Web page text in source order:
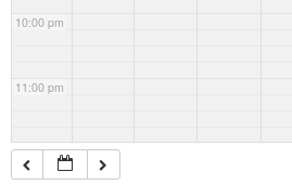
10:00 pm
11:00 pm